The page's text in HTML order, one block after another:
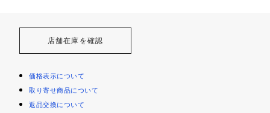
店舗在庫を確認
価格表示について
取り寄せ商品について
返品交換について